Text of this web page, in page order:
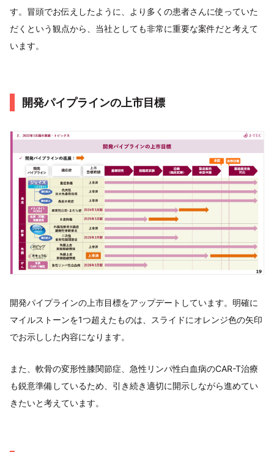
す。冒頭でお伝えしたように、より多くの患者さんに使っていた
だくという観点から、当社としても非常に重要な案件だと考えて
います。
開発パイプラインの上市目標
開発パイプラインの上市目標をアップデートしています。明確に
マイルストーンを1つ超えたものは、スライドにオレンジ色の矢印
でお示しした内容になります。
また、軟骨の変形性膝関節症、急性リンパ性白血病のCAR-T治療
も鋭意準備しているため、引き続き適切に開示しながら進めてい
きたいと考えています。